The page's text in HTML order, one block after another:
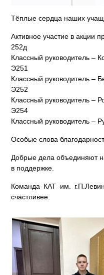
Тёплые сердца наших
Активное участие в акции
252д
Классный руководитель –
Э251
Классный руководитель –
Э252
Классный руководитель –
Э254
Классный руководитель –
Особые слова
Добрые дела объединяют
в поддержке.
Команда КАТ им.
счастливее.